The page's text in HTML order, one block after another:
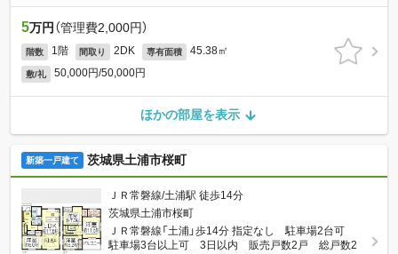
5万円 （管理費2,000円）
階数 1階 間取り 2DK 専有面積 45.38㎡
敷/礼 50,000円/50,000円
ほかの部屋を表示
新築一戸建て 茨城県土浦市桜町
ＪＲ常磐線/土浦駅 徒歩14分
茨城県土浦市桜町
ＪＲ常磐線「土浦」歩14分 指定なし 駐車場2台可
駐車場3台以上可 3日以内 販売戸数2戸 総戸数2